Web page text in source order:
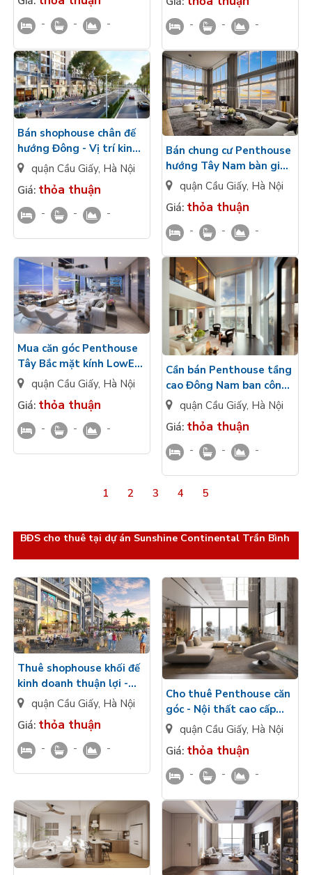
Trần Bình
- - -
Trần Bình
- - -
Bán shophouse chân đế
hướng Đông - Vị trí kinh
doanh thuận lợi
Trần Bình
quận Cầu Giấy, Hà Nội
Giá: thỏa thuận
- - -
Bán chung cư Penthouse
hướng Tây Nam bàn giao
cao cấp - Kính LowE
Trần Bình
quận Cầu Giấy, Hà Nội
Giá: thỏa thuận
- - -
Mua căn góc Penthouse
Tây Bắc mặt kính LowE
chạm sàn view
Panorama Sunshine
Continental Trần Bình
quận Cầu Giấy, Hà Nội
Giá: thỏa thuận
- - -
Cần bán Penthouse tầng
cao Đông Nam ban công
view đô thị Sunshine
Continental Trần Bình
quận Cầu Giấy, Hà Nội
Giá: thỏa thuận
- - -
1 2 3 4 5
BĐS cho thuê tại dự án Sunshine Continental Trần Bình
Thuê shophouse khối đế
kinh doanh thuận lợi -
Bàn giao cơ bản CĐT
Trần Bình
quận Cầu Giấy, Hà Nội
Giá: thỏa thuận
- - -
Cho thuê Penthouse căn
góc - Nội thất cao cấp
tầng cao - Kính LowE
Sunshine Continental
Trần Bình
quận Cầu Giấy, Hà Nội
Giá: thỏa thuận
- - -